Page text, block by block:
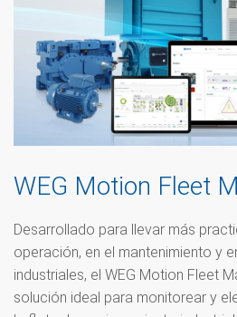
WEG Motion Fleet
Desarrollado para llevar más
operación, en el mantenimiento y
industriales, el WEG Motion Fleet
solución ideal para monitorear y